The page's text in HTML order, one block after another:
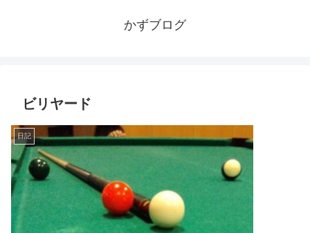
かずブログ
ビリヤード
日記